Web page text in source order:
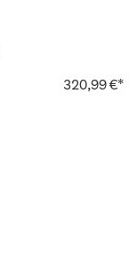
320,99 €*